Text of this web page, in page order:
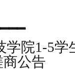
学院1-5学
商公告